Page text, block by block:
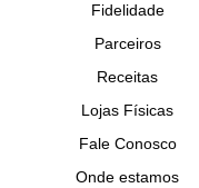
Fidelidade
Parceiros
Receitas
Lojas Físicas
Fale Conosco
Onde estamos